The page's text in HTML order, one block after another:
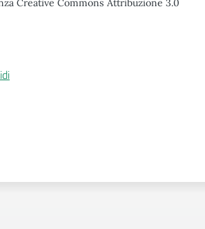
Creative Commons Attribuzione 3.0